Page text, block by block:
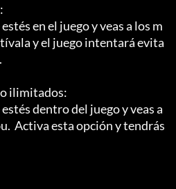
en el juego y veas a los m
y el juego intentará evita
ilimitados:
dentro del juego y veas a
Activa esta opción y tendrás